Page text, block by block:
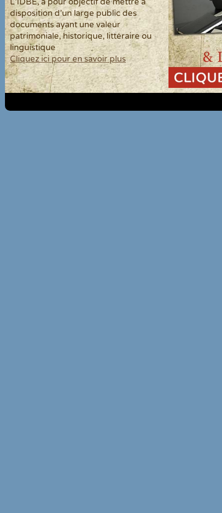
L'IDBE, a pour objectif de mettre à
disposition d'un large public des
documents ayant une valeur
patrimoniale, historique, littéraire ou
linguistique
Cliquez ici pour en savoir plus